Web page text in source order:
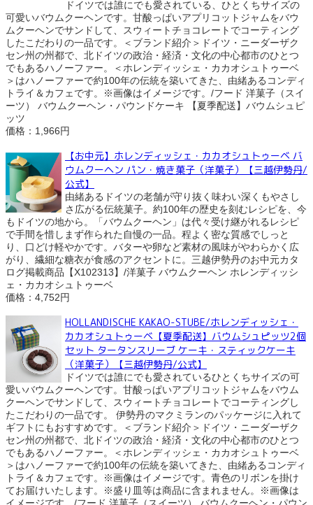
ドイツでは誰にでも愛されている、ひとくちサイズの
可愛いバウムクーヘンです。甘酸っぱいアプリコットジャムをバウ
ムクーヘンでサンドして、スウィートチョコレートでコーティング
したこだわりの一品です。＜ブランド紹介＞ドイツ・ニーダーザク
セン州の州都で、北ドイツの政治・経済・文化の中心都市のひとつ
でもあるハノーファー。＜ホレンディッシェ・カカオシュトゥーベ
＞はハノーファーで約100年の伝統を築いてきた、由緒あるコンディ
トライ＆カフェです。※画像はイメージです。/フード 洋菓子（スイ
ーツ） バウムクーヘン・パウンドケーキ 【夏季配送】バウムシュピ
ッツ
価格：1,966円
【お中元】ホレンディッシェ・カカオシュトゥーベ バ
ウムクーヘン パン・焼き菓子（洋菓子）【三越伊勢丹/
公式】
由緒あるドイツの老舗が守り抜く味わい深くもやさし
さ広がる伝統菓子。約100年の歴史を刻むレシピを、今
もドイツの地から。「バウムクーヘン」は代々受け継がれるレシピ
で手間を惜しまず作られた自慢の一品。程よく密な質感でしっと
り、口どけ軽やかです。バターや卵など素材の風味がやわらかく広
がり、繊細な糖衣が食感のアクセントに。三越伊勢丹のお中元カタ
ログ掲載商品【X102313】/洋菓子 バウムクーヘン ホレンディッシ
ェ・カカオシュトゥーベ
価格：4,752円
HOLLANDISCHE KAKAO-STUBE/ホレンディッシェ・
カカオシュトゥーベ【夏季配送】バウムシュピッツ2個
セット タータンスリーブ ケーキ・スティックケーキ
（洋菓子）【三越伊勢丹/公式】
ドイツでは誰にでも愛されているひとくちサイズの可
愛いバウムクーヘンです。甘酸っぱいアプリコットジャムをバウム
クーヘンでサンドして、スウィートチョコレートでコーティングし
たこだわりの一品です。 伊勢丹のマクミランのパッケージに入れて
ギフトにもおすすめです。＜ブランド紹介＞ドイツ・ニーダーザク
セン州の州都で、北ドイツの政治・経済・文化の中心都市のひとつ
でもあるハノーファー。＜ホレンディッシェ・カカオシュトゥーベ
＞はハノーファーで約100年の伝統を築いてきた、由緒あるコンディ
トライ＆カフェです。※画像はイメージです。青色のリボンを掛け
てお届けいたします。※盛り皿等は商品に含まれません。※画像は
イメージです。/フード 洋菓子（スイーツ） バウムクーヘン・パウン